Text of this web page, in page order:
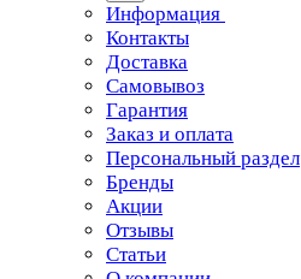
Информация
Контакты
Доставка
Самовывоз
Гарантия
Заказ и оплата
Персональный раздел
Бренды
Акции
Отзывы
Статьи